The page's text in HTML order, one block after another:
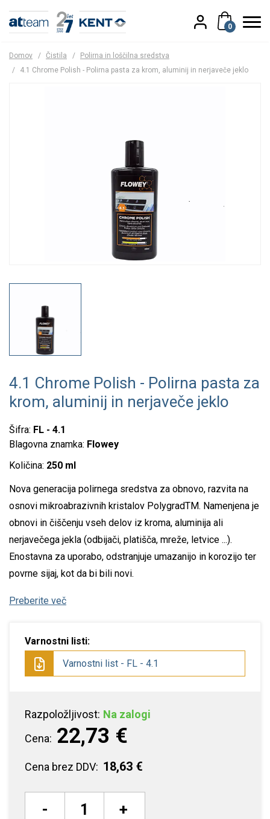
0
Domov / Čistila /
Polirna in loščilna sredstva
/
4.1 Chrome Polish - Polirna pasta za krom, aluminij in nerjaveče jeklo
4.1 Chrome Polish - Polirna pasta za
krom, aluminij in nerjaveče jeklo
Šifra: FL - 4.1
Blagovna znamka: Flowey
Količina: 250 ml
Nova generacija polirnega sredstva za obnovo, razvita na
osnovi mikroabrazivnih kristalov PolygradTM. Namenjena je
obnovi in čiščenju vseh delov iz kroma, aluminija ali
nerjavečega jekla (odbijači, platišča, mreže, letvice ...).
Enostavna za uporabo, odstranjuje umazanijo in korozijo ter
povrne sijaj, kot da bi bili novi.
Preberite več
Varnostni listi:
Varnostni list - FL - 4.1
Razpoložljivost: Na zalogi
Cena: 22,73 €
Cena brez DDV: 18,63 €
- +